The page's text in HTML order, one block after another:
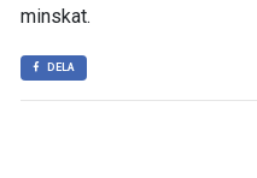
minskat.
DELA